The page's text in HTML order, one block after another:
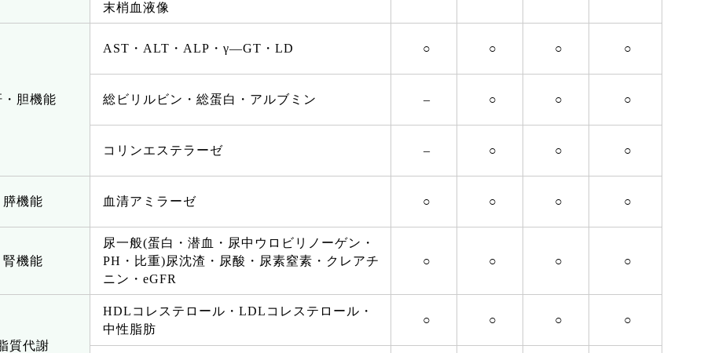
末梢血液像
・胆機能
AST・ALT・ALP・γ―GT・LD ○ ○ ○ ○
総ビリルビン・総蛋白・アルブミン – ○ ○ ○
コリンエステラーゼ – ○ ○ ○
膵機能 血清アミラーゼ ○ ○ ○ ○
腎機能
尿一般(蛋白・潜血・尿中ウロビリノーゲン・
PH・比重)尿沈渣・尿酸・尿素窒素・クレアチ
ニン・eGFR
○ ○ ○ ○
質代謝
HDLコレステロール・LDLコレステロール・
中性脂肪
○ ○ ○ ○